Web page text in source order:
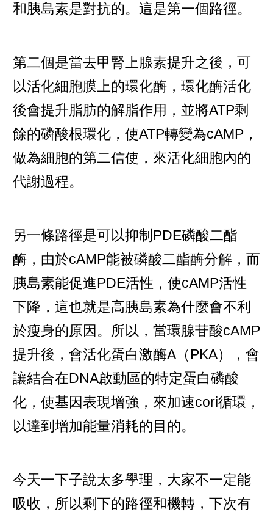
和胰島素是對抗的。這是第一個路徑。
第二個是當去甲腎上腺素提升之後，可
以活化細胞膜上的環化酶，環化酶活化
後會提升脂肪的解脂作用，並將ATP剩
餘的磷酸根環化，使ATP轉變為cAMP，
做為細胞的第二信使，來活化細胞內的
代謝過程。
另一條路徑是可以抑制PDE磷酸二酯
酶，由於cAMP能被磷酸二酯酶分解，而
胰島素能促進PDE活性，使cAMP活性
下降，這也就是高胰島素為什麼會不利
於瘦身的原因。所以，當環腺苷酸cAMP
提升後，會活化蛋白激酶A（PKA），會
讓結合在DNA啟動區的特定蛋白磷酸
化，使基因表現增強，來加速cori循環，
以達到增加能量消耗的目的。
今天一下子說太多學理，大家不一定能
吸收，所以剩下的路徑和機轉，下次有